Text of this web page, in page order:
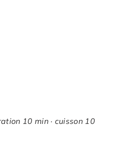
10 min · cuisson 10